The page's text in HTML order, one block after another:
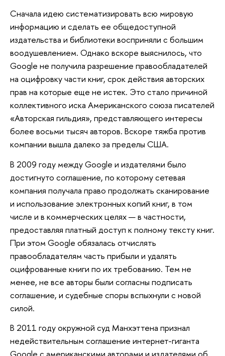
Сначала идею систематизировать всю мировую
информацию и сделать ее общедоступной
издательства и библиотеки восприняли с большим
воодушевлением. Однако вскоре выяснилось, что
Google не получила разрешение правообладателей
на оцифровку части книг, срок действия авторских
прав на которые еще не истек. Это стало причиной
коллективного иска Американского союза писателей
«Авторская гильдия», представляющего интересы
более восьми тысяч авторов. Вскоре тяжба против
компании вышла далеко за пределы США.
В 2009 году между Google и издателями было
достигнуто соглашение, по которому сетевая
компания получала право продолжать сканирование
и использование электронных копий книг, в том
числе и в коммерческих целях — в частности,
предоставляя платный доступ к полному тексту книг.
При этом Google обязалась отчислять
правообладателям часть прибыли и удалять
оцифрованные книги по их требованию. Тем не
менее, не все авторы были согласны подписать
соглашение, и судебные споры вспыхнули с новой
силой.
В 2011 году окружной суд Манхэттена признал
недействительным соглашение интернет-гиганта